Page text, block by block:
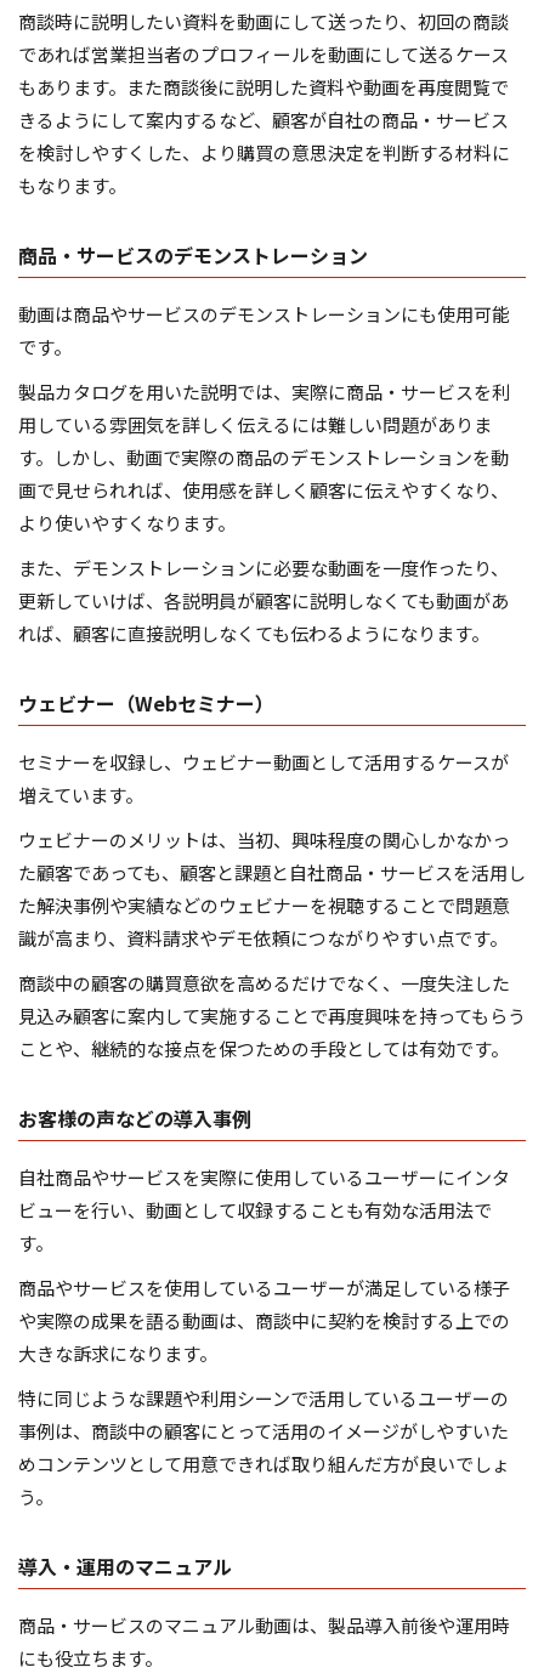
商談時に説明したい資料を動画にして送ったり、初回の商談
であれば営業担当者のプロフィールを動画にして送るケース
もあります。また商談後に説明した資料や動画を再度閲覧で
きるようにして案内するなど、顧客が自社の商品・サービス
を検討しやすくした、より購買の意思決定を判断する材料に
もなります。
商品・サービスのデモンストレーション
動画は商品やサービスのデモンストレーションにも使用可能
です。
製品カタログを用いた説明では、実際に商品・サービスを利
用している雰囲気を詳しく伝えるには難しい問題がありま
す。しかし、動画で実際の商品のデモンストレーションを動
画で見せられれば、使用感を詳しく顧客に伝えやすくなり、
より使いやすくなります。
また、デモンストレーションに必要な動画を一度作ったり、
更新していけば、各説明員が顧客に説明しなくても動画があ
れば、顧客に直接説明しなくても伝わるようになります。
ウェビナー（Webセミナー）
セミナーを収録し、ウェビナー動画として活用するケースが
増えています。
ウェビナーのメリットは、当初、興味程度の関心しかなかっ
た顧客であっても、顧客と課題と自社商品・サービスを活用し
た解決事例や実績などのウェビナーを視聴することで問題意
識が高まり、資料請求やデモ依頼につながりやすい点です。
商談中の顧客の購買意欲を高めるだけでなく、一度失注した
見込み顧客に案内して実施することで再度興味を持ってもらう
ことや、継続的な接点を保つための手段としては有効です。
お客様の声などの導入事例
自社商品やサービスを実際に使用しているユーザーにインタ
ビューを行い、動画として収録することも有効な活用法で
す。
商品やサービスを使用しているユーザーが満足している様子
や実際の成果を語る動画は、商談中に契約を検討する上での
大きな訴求になります。
特に同じような課題や利用シーンで活用しているユーザーの
事例は、商談中の顧客にとって活用のイメージがしやすいた
めコンテンツとして用意できれば取り組んだ方が良いでしょ
う。
導入・運用のマニュアル
商品・サービスのマニュアル動画は、製品導入前後や運用時
にも役立ちます。